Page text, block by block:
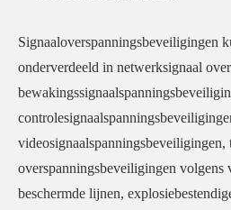
Signaaloverspanningsbeveiligingen
onderverdeeld in netwerksignaal
videosignaalspanningsbeveiligingen,
overspanningsbeveiligingen volgens
beschermde lijnen,